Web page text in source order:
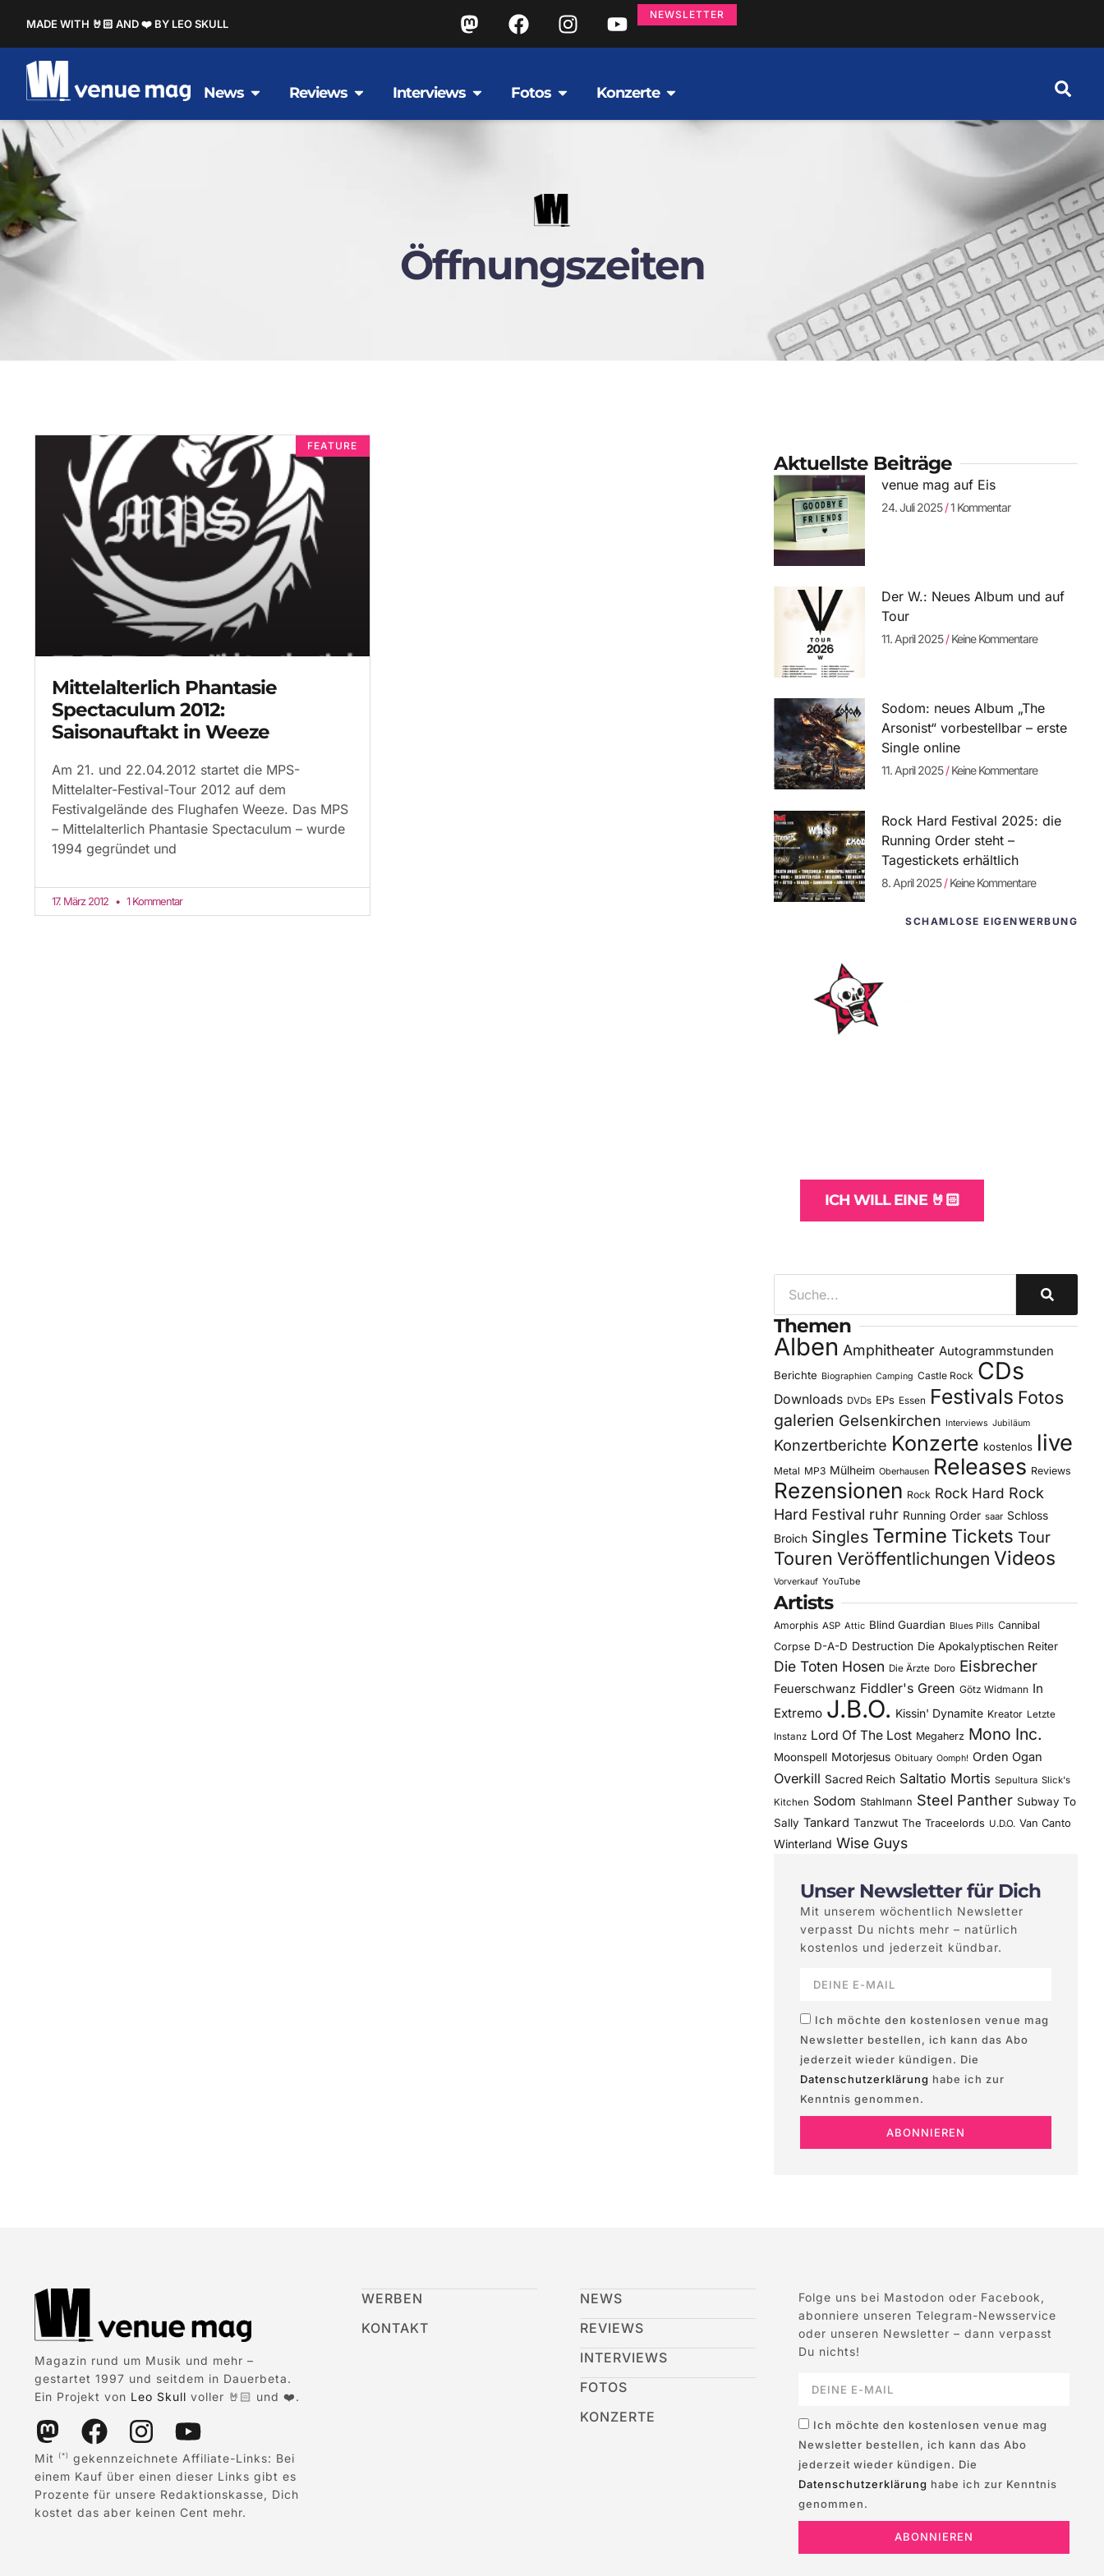
MADE WITH 🤘🏻 AND ❤️ BY LEO SKULL
NEWSLETTER
News Reviews Interviews Fotos Konzerte
Öffnungszeiten
FEATURE
Mittelalterlich Phantasie
Spectaculum 2012:
Saisonauftakt in Weeze
Am 21. und 22.04.2012 startet die MPS-
Mittelalter-Festival-Tour 2012 auf dem
Festivalgelände des Flughafen Weeze. Das MPS
– Mittelalterlich Phantasie Spectaculum – wurde
1994 gegründet und
17. März 2012 1 Kommentar
Aktuellste Beiträge
venue mag auf Eis
24. Juli 2025 1 Kommentar
Der W.: Neues Album und auf
Tour
11. April 2025 Keine Kommentare
Sodom: neues Album „The
Arsonist“ vorbestellbar – erste
Single online
11. April 2025 Keine Kommentare
Rock Hard Festival 2025: die
Running Order steht –
Tagestickets erhältlich
8. April 2025 Keine Kommentare
SCHAMLOSE EIGENWERBUNG
ICH WILL EINE 🤘🏻
Themen
Alben Amphitheater Autogrammstunden
Berichte Biographien Camping Castle Rock CDs
Downloads DVDs EPs Essen Festivals Fotos
galerien Gelsenkirchen Interviews Jubiläum
Konzertberichte Konzerte kostenlos live
Metal MP3 Mülheim Oberhausen Releases Reviews
Rezensionen Rock Rock Hard Rock
Hard Festival ruhr Running Order saar Schloss
Broich Singles Termine Tickets Tour
Touren Veröffentlichungen Videos
Vorverkauf YouTube
Artists
Amorphis ASP Attic Blind Guardian Blues Pills Cannibal
Corpse D-A-D Destruction Die Apokalyptischen Reiter
Die Toten Hosen Die Ärzte Doro Eisbrecher
Feuerschwanz Fiddler's Green Götz Widmann In
Extremo J.B.O. Kissin' Dynamite Kreator Letzte
Instanz Lord Of The Lost Megaherz Mono Inc.
Moonspell Motorjesus Obituary Oomph! Orden Ogan
Overkill Sacred Reich Saltatio Mortis Sepultura Slick's
Kitchen Sodom Stahlmann Steel Panther Subway To
Sally Tankard Tanzwut The Traceelords U.D.O. Van Canto
Winterland Wise Guys
Unser Newsletter für Dich
Mit unserem wöchentlich Newsletter
verpasst Du nichts mehr – natürlich
kostenlos und jederzeit kündbar.
Ich möchte den kostenlosen venue mag
Newsletter bestellen, ich kann das Abo
jederzeit wieder kündigen. Die
Datenschutzerklärung habe ich zur
Kenntnis genommen.
ABONNIEREN
Magazin rund um Musik und mehr –
gestartet 1997 und seitdem in Dauerbeta.
Ein Projekt von Leo Skull voller 🤘🏻 und ❤️.
Mit (*)
gekennzeichnete Affiliate-Links: Bei
einem Kauf über einen dieser Links gibt es
Prozente für unsere Redaktionskasse, Dich
kostet das aber keinen Cent mehr.
WERBEN
KONTAKT
NEWS
REVIEWS
INTERVIEWS
FOTOS
KONZERTE
Folge uns bei Mastodon oder Facebook,
abonniere unseren Telegram-Newsservice
oder unseren Newsletter – dann verpasst
Du nichts!
Ich möchte den kostenlosen venue mag
Newsletter bestellen, ich kann das Abo
jederzeit wieder kündigen. Die
Datenschutzerklärung habe ich zur Kenntnis
genommen.
ABONNIEREN